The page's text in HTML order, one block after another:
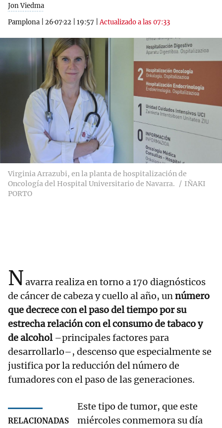
Jon Viedma
Pamplona
26·07·22 19:57 |Actualizado a las 07:33
Virginia Arrazubi, en la planta de hospitalización de
Oncología del Hospital Universitario de Navarra.
IÑAKI
PORTO
Navarra realiza en torno a 170 diagnósticos
de cáncer de cabeza y cuello al año, unnúmero
que decrece con el paso del tiempo por su
estrecha relación con el consumo de tabaco y
de alcohol–principales factores para
desarrollarlo–, descenso que especialmente se
justifica por la reducción del número de
fumadores con el paso de las generaciones.
RELACIONADAS
Este tipo de tumor, que este
miércoles conmemora su día